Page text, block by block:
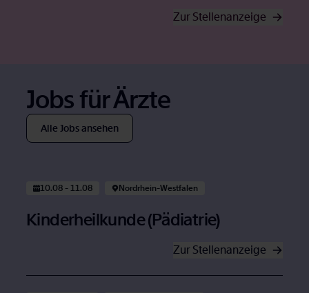
Zur Stel­len­an­zei­ge
Öffnet in neuem Tab
Jobs für Ärz­te
Alle Jobs an­se­hen
Öffnet in neuem Tab
10.08 - 11.08 Nord­rhein-West­fa­len
Kin­der­heil­kun­de (Päd­ia­trie)
Zur Stel­len­an­zei­ge
Öffnet in neuem Tab